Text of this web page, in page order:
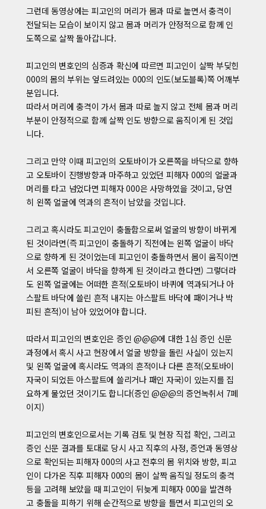
그런데 동영상에는 피고인의 머리가 몸과 따로 놀면서 충격이
전달되는 모습이 보이지 않고 몸과 머리가 안정적으로 함께 인
도쪽으로 살짝 돌아갑니다.
피고인의 변호인의 심증과 확신에 따르면 피고인이 살짝 부딪힌
000의 몸의 부위는 엎드려있는 000의 인도(보도블록)쪽 어깨부
분입니다.
따라서 머리에 충격이 가서 몸과 따로 놀지 않고 전체 몸과 머리
부분이 안정적으로 함께 살짝 인도 방향으로 움직이게 된 것입
니다.
그리고 만약 이때 피고인의 오토바이가 오른쪽을 바닥으로 향하
고 오토바이 진행방향과 마주하고 있었던 피해자 000의 얼굴과
머리를 타고 넘었다면 피해자 000은 사망하였을 것이고, 당연
히 왼쪽 얼굴에 역과의 흔적이 남았을 것입니다.
그리고 혹시라도 피고인이 충돌함으로써 얼굴의 방향이 바뀌게
된 것이라면(즉 피고인이 충돌하기 직전에는 왼쪽 얼굴이 바닥
으로 향하게 된 것이었는데 피고인이 충돌하면서 몸이 움직이면
서 오른쪽 얼굴이 바닥을 향하게 된 것이라고 한다면) 그렇더라
도 왼쪽 얼굴에는 어떠한 흔적(오토바이 바퀴에 역과되거나 아
스팔트 바닥에 쓸린 흔적 내지는 아스팔트 바닥에 패이거나 박
피된 흔적)이 남아 있었어야 합니다.
따라서 피고인의 변호인은 증인 @@@에 대한 1심 증인 신문
과정에서 혹시 사고 현장에서 얼굴 방향을 돌린 사실이 있는지
및 왼쪽 얼굴에 혹시라도 역과의 흔적이나 다른 흔적(오토바이
자국이 되었든 아스팔트에 쓸리거나 패인 자국)이 있는지를 집
요하게 물었던 것이기도 합니다(증인 @@@의 증언녹취서 7페
이지)
피고인의 변호인으로서는 기록 검토 및 현장 직접 확인, 그리고
증인 신문 결과를 토대로 당시 사고 직후의 사정, 증언과 동영상
으로 확인되는 피해자 000의 사고 전후의 몸 위치와 방향, 피고
인이 다가온 직후 피해자 000의 몸이 살짝 움직일 정도의 충격
등을 고려해 보았을 때 피고인이 뒤늦게 피해자 000을 발견하
고 충돌을 피하기 위해 순간적으로 방향을 틀면서 피고인의 오